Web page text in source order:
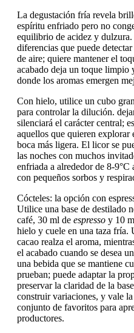
La degustación fría revela
espíritu enfriado pero no
equilibrio de acidez y
diferencias que puede
de aire; quiere mantener el
acabado deja un toque limpio
donde los aromas emergen
Con hielo, utilice un cubo
para controlar la dilución.
silenciará el carácter central;
aquellos que quieren explorar
boca más ligera. El licor se
las noches con muchos
enfriada a alrededor de 8-
con pequeños sorbos y
Cócteles: la opción con
Utilice una base de destilado
café, 30 ml de espresso y 10
hielo y cuele en una taza fría.
cacao realza el aroma,
el acabado cuando se desea
una bebida que se mantiene
prueban; puede adaptar la
preservar la claridad de la
construir variaciones, y vale
conjunto de favoritos para
productores.